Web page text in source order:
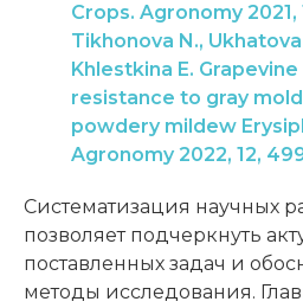
Crops. Agronomy 2021,
Tikhonova N., Ukhatova
Khlestkina E.
resistance to gray
powdery mildew
Agronomy 2022, 12,
Систематизация научных
позволяет подчеркнуть
поставленных задач и
методы исследования.